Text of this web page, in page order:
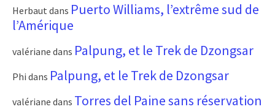
Herbaut dans Puerto Williams, l’extrême sud de
l’Amérique
valériane dans Palpung, et le Trek de Dzongsar
Phi dans Palpung, et le Trek de Dzongsar
valériane dans Torres del Paine sans réservation